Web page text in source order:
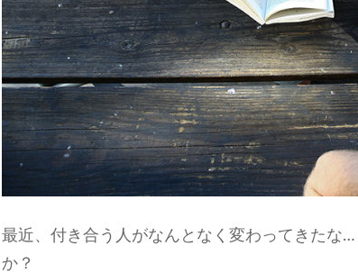
最近、付き合う人がなんとなく変わってきたな
か？